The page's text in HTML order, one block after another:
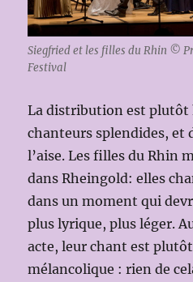
Siegfried et les filles du Rhin ©
Festival
La distribution est plutôt
chanteurs splendides, et
l’aise. Les filles du Rhin
dans Rheingold: elles
dans un moment qui
plus lyrique, plus léger.
acte, leur chant est
mélancolique : rien de